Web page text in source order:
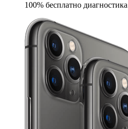
100% бесплатно диагностика